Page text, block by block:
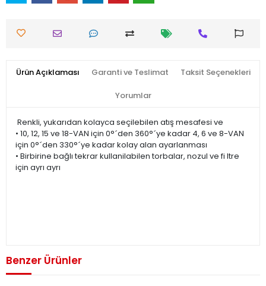
Ürün Açıklaması Garanti ve Teslimat Taksit Seçenekleri
Yorumlar
Renkli, yukarıdan kolayca seçilebilen atış mesafesi ve
• 10, 12, 15 ve 18-VAN için 0°´den 360°´ye kadar 4, 6 ve 8-VAN
için 0°´den 330°´ye kadar kolay alan ayarlanması
• Birbirine bağlı tekrar kullanilabilen torbalar, nozul ve fi ltre
için ayrı ayrı
Benzer Ürünler